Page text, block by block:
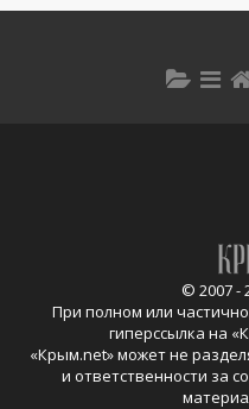
© 2007 -
При полном или
гиперссылка на «
«Крым.net» может не
и ответственности за